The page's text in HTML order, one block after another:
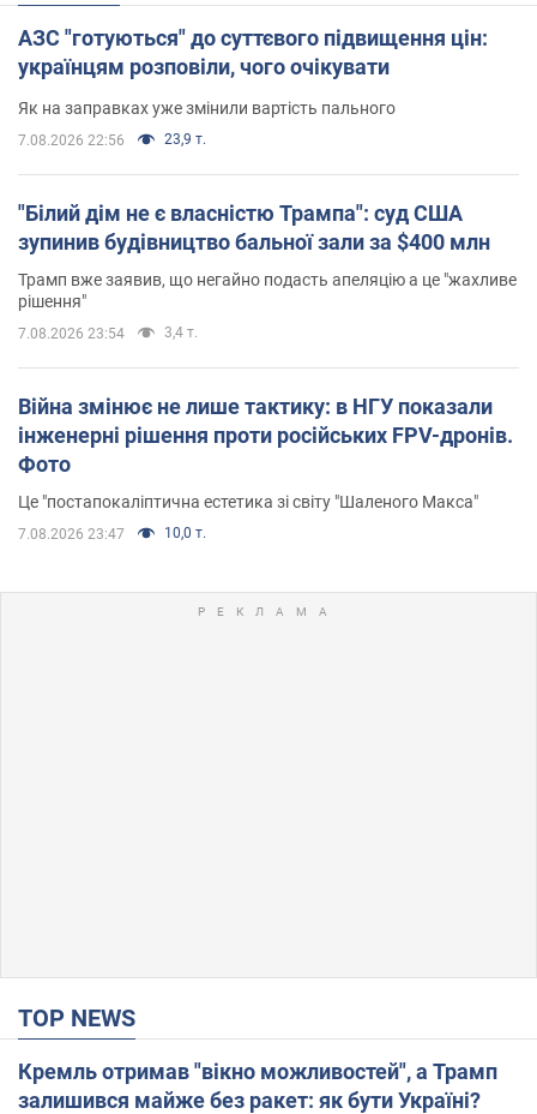
АЗС "готуються" до суттєвого підвищення цін:
українцям розповіли, чого очікувати
Як на заправках уже змінили вартість пального
7.08.2026 22:56 23,9 т.
"Білий дім не є власністю Трампа": суд США
зупинив будівництво бальної зали за $400 млн
Трамп вже заявив, що негайно подасть апеляцію а це "жахливе
рішення"
7.08.2026 23:54 3,4 т.
Війна змінює не лише тактику: в НГУ показали
інженерні рішення проти російських FPV-дронів.
Фото
Це "постапокаліптична естетика зі світу "Шаленого Макса"
7.08.2026 23:47 10,0 т.
TOP NEWS
Кремль отримав "вікно можливостей", а Трамп
залишився майже без ракет: як бути Україні?